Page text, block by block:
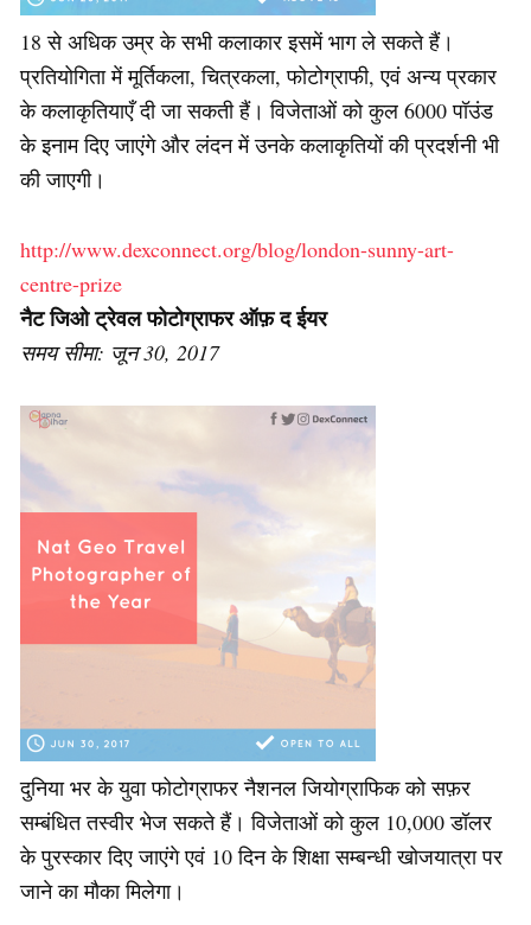
18 से अधिक उम्र के सभी कलाकार इसमें भाग ले सकते हैं।
प्रतियोगिता में मूर्तिकला, चित्रकला, फोटोग्राफी, एवं अन्य प्रकार
के कलाकृतियाएँ दी जा सकती हैं। विजेताओं को कुल 6000 पॉउंड
के इनाम दिए जाएंगे और लंदन में उनके कलाकृतियों की प्रदर्शनी भी
की जाएगी।
http://www.dexconnect.org/blog/london-sunny-art-
centre-prize
नैट जिओ ट्रेवल फोटोग्राफर ऑफ़ द ईयर
समय सीमा: जून 30, 2017
दुनिया भर के युवा फोटोग्राफर नैशनल जियोग्राफिक को सफ़र
सम्बंधित तस्वीर भेज सकते हैं। विजेताओं को कुल 10,000 डॉलर
के पुरस्कार दिए जाएंगे एवं 10 दिन के शिक्षा सम्बन्धी खोजयात्रा पर
जाने का मौका मिलेगा।